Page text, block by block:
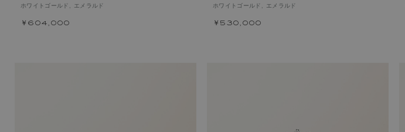
ホワイトゴールド, エメラルド
￥604,000
ホワイトゴールド, エメラルド
￥530,000